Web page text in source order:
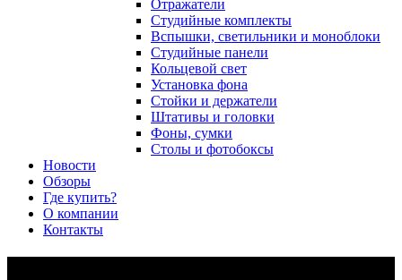
Отражатели
Студийные комплекты
Вспышки, светильники и моноблоки
Студийные панели
Кольцевой свет
Установка фона
Стойки и держатели
Штативы и головки
Фоны, сумки
Столы и фотобоксы
Новости
Обзоры
Где купить?
О компании
Контакты